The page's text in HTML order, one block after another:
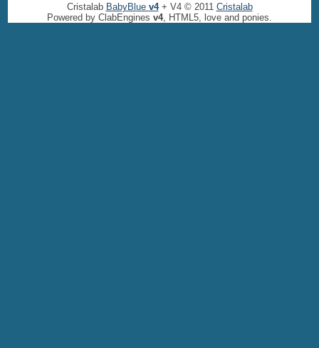
Cristalab BabyBlue v4+ V4 © 2011 Cristalab
Powered by ClabEngines v4, HTML5, love and ponies.